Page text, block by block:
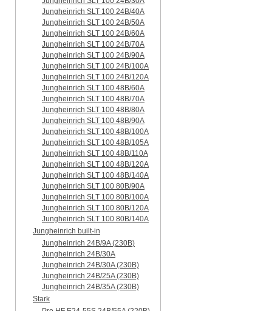
Jungheinrich SLT 100 24B/40A
Jungheinrich SLT 100 24B/50A
Jungheinrich SLT 100 24B/60A
Jungheinrich SLT 100 24B/70A
Jungheinrich SLT 100 24B/90A
Jungheinrich SLT 100 24B/100A
Jungheinrich SLT 100 24B/120A
Jungheinrich SLT 100 48B/60A
Jungheinrich SLT 100 48B/70A
Jungheinrich SLT 100 48B/80A
Jungheinrich SLT 100 48B/90A
Jungheinrich SLT 100 48B/100A
Jungheinrich SLT 100 48B/105A
Jungheinrich SLT 100 48B/110A
Jungheinrich SLT 100 48B/120A
Jungheinrich SLT 100 48B/140A
Jungheinrich SLT 100 80B/90A
Jungheinrich SLT 100 80B/100A
Jungheinrich SLT 100 80B/120A
Jungheinrich SLT 100 80B/140A
Jungheinrich built-in
Jungheinrich 24B/9A (230B)
Jungheinrich 24B/30A
Jungheinrich 24B/30A (230B)
Jungheinrich 24B/25A (230B)
Jungheinrich 24B/35A (230B)
Stark